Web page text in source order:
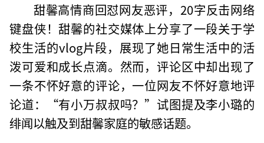
甜馨高情商回怼网友恶评，20字反击网络
键盘侠！甜馨的社交媒体上分享了一段关于学
校生活的vlog片段，展现了她日常生活中的活
泼可爱和成长点滴。然而，评论区中却出现了
一条不怀好意的评论，一位网友不怀好意地评
论道：“有小万叔叔吗？”试图提及李小璐的
绯闻以触及到甜馨家庭的敏感话题。